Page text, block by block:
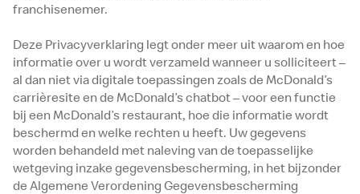
franchisenemer.
Deze Privacyverklaring legt onder meer uit waarom en hoe
informatie over u wordt verzameld wanneer u solliciteert –
al dan niet via digitale toepassingen zoals de McDonald’s
carrièresite en de McDonald’s chatbot – voor een functie
bij een McDonald’s restaurant, hoe die informatie wordt
beschermd en welke rechten u heeft. Uw gegevens
worden behandeld met naleving van de toepasselijke
wetgeving inzake gegevensbescherming, in het bijzonder
de Algemene Verordening Gegevensbescherming